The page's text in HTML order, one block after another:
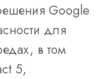
Google
для
в том
5,